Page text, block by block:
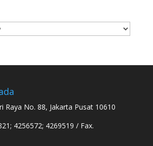
Raya No. 88, Jakarta Pusat 10610
4256572; 4269519 / Fax.